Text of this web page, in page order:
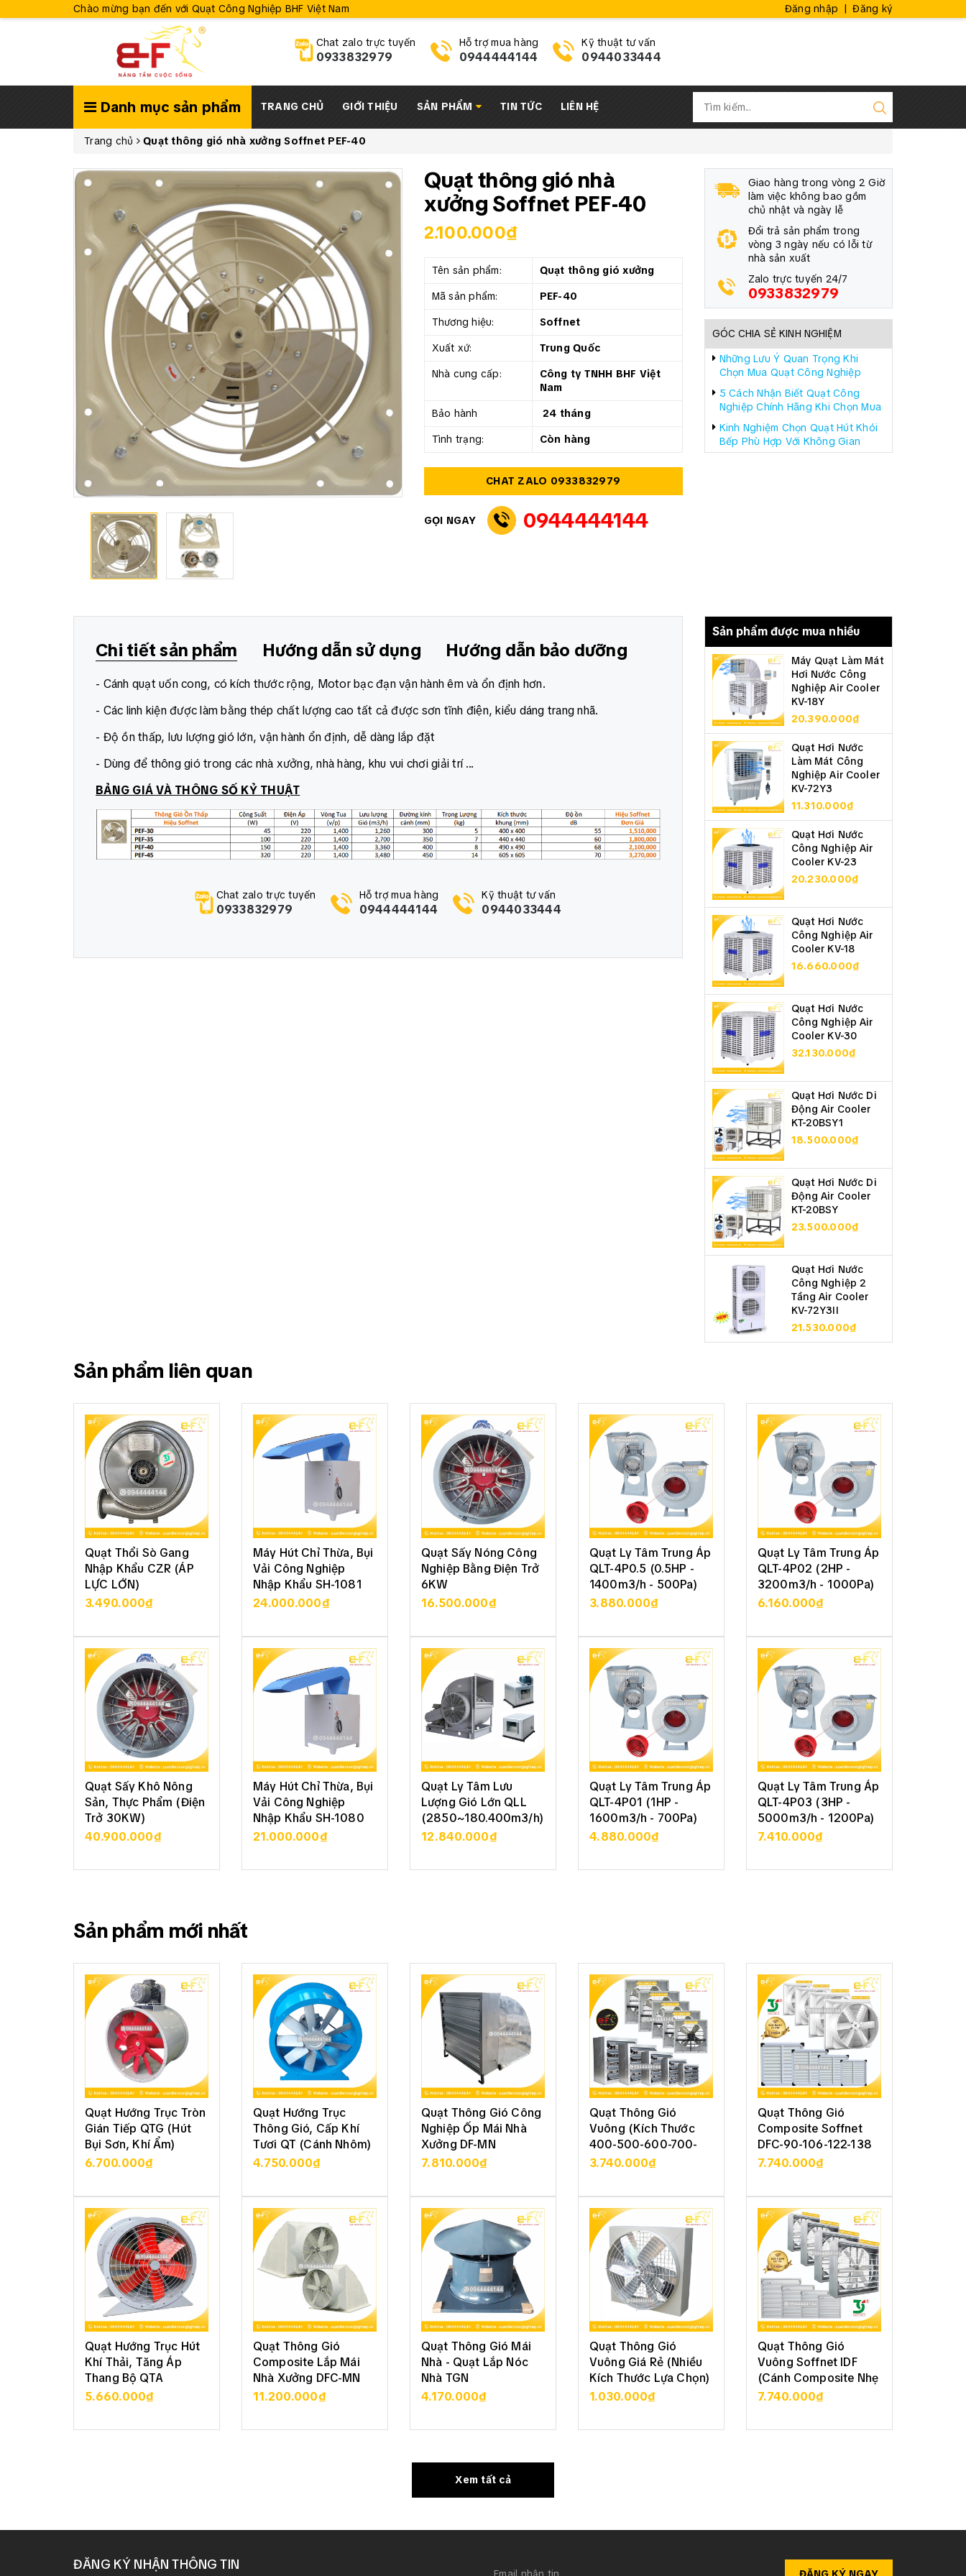
Chào mừng bạn đến với Quạt Công Nghiệp BHF Việt Nam Đăng nhập | Đăng ký
Chat zalo trực tuyến
0933832979
Hỗ trợ mua hàng
0944444144
Kỹ thuật tư vấn
0944033444
Danh mục sản phẩm TRANG CHỦ GIỚI THIỆU SẢN PHẨM TIN TỨC LIÊN HỆ
Trang chủ Quạt thông gió nhà xưởng Soffnet PEF-40
Quạt thông gió nhà
xưởng Soffnet PEF-40
2.100.000₫
Tên sản phẩm:
Quạt thông gió xưởng
Mã sản phẩm:
PEF-40
Thương hiệu:
Soffnet
Xuất xứ:
Trung Quốc
Nhà cung cấp:
Công ty TNHH BHF Việt
Nam
Bảo hành
24 tháng
Tình trạng:
Còn hàng
CHAT ZALO 0933832979
GỌI NGAY 0944444144
Giao hàng trong vòng 2 Giờ
làm việc không bao gồm
chủ nhật và ngày lễ
Đổi trả sản phẩm trong
vòng 3 ngày nếu có lỗi từ
nhà sản xuất
Zalo trực tuyến 24/7
0933832979
GÓC CHIA SẺ KINH NGHIỆM
Những Lưu Ý Quan Trọng Khi
Chọn Mua Quạt Công Nghiệp
5 Cách Nhận Biết Quạt Công
Nghiệp Chính Hãng Khi Chọn Mua
Kinh Nghiệm Chọn Quạt Hút Khói
Bếp Phù Hợp Với Không Gian
Chi tiết sản phẩm Hướng dẫn sử dụng Hướng dẫn bảo dưỡng
- Cánh quạt uốn cong, có kích thước rộng, Motor bạc đạn vận hành êm và ổn định hơn.
- Các linh kiện được làm bằng thép chất lượng cao tất cả được sơn tĩnh điện, kiểu dáng trang nhã.
- Độ ồn thấp, lưu lượng gió lớn, vận hành ổn định, dễ dàng lắp đặt
- Dùng để thông gió trong các nhà xưởng, nhà hàng, khu vui chơi giải trí ...
BẢNG GIÁ VÀ THÔNG SỐ KỶ THUẬT
Chat zalo trực tuyến
0933832979
Hỗ trợ mua hàng
0944444144
Kỹ thuật tư vấn
0944033444
Sản phẩm được mua nhiều
Máy Quạt Làm Mát
Hơi Nước Công
Nghiệp Air Cooler
KV-18Y
20.390.000₫
Quạt Hơi Nước
Làm Mát Công
Nghiệp Air Cooler
KV-72Y3
11.310.000₫
Quạt Hơi Nước
Công Nghiệp Air
Cooler KV-23
20.230.000₫
Quạt Hơi Nước
Công Nghiệp Air
Cooler KV-18
16.660.000₫
Quạt Hơi Nước
Công Nghiệp Air
Cooler KV-30
32.130.000₫
Quạt Hơi Nước Di
Động Air Cooler
KT-20BSY1
18.500.000₫
Quạt Hơi Nước Di
Động Air Cooler
KT-20BSY
23.500.000₫
Quạt Hơi Nước
Công Nghiệp 2
Tầng Air Cooler
KV-72Y3II
21.530.000₫
Sản phẩm liên quan
Quạt Thổi Sò Gang
Nhập Khẩu CZR (ÁP
LỰC LỚN)
3.490.000₫
XEM CHI TIẾT
Quạt Sấy Khô Nông
Sản, Thực Phẩm (Điện
Trở 30KW)
40.900.000₫
XEM CHI TIẾT
Máy Hút Chỉ Thừa, Bụi
Vải Công Nghiệp
Nhập Khẩu SH-1081
24.000.000₫
XEM CHI TIẾT
Máy Hút Chỉ Thừa, Bụi
Vải Công Nghiệp
Nhập Khẩu SH-1080
21.000.000₫
XEM CHI TIẾT
Quạt Sấy Nóng Công
Nghiệp Bằng Điện Trở
6KW
16.500.000₫
XEM CHI TIẾT
Quạt Ly Tâm Lưu
Lượng Gió Lớn QLL
(2850~180.400m3/h)
12.840.000₫
XEM CHI TIẾT
Quạt Ly Tâm Trung Áp
QLT-4P0.5 (0.5HP -
1400m3/h - 500Pa)
3.880.000₫
XEM CHI TIẾT
Quạt Ly Tâm Trung Áp
QLT-4P01 (1HP -
1600m3/h - 700Pa)
4.880.000₫
XEM CHI TIẾT
Quạt Ly Tâm Trung Áp
QLT-4P02 (2HP -
3200m3/h - 1000Pa)
6.160.000₫
XEM CHI TIẾT
Quạt Ly Tâm Trung Áp
QLT-4P03 (3HP -
5000m3/h - 1200Pa)
7.410.000₫
XEM CHI TIẾT
Sản phẩm mới nhất
Quạt Hướng Trục Tròn
Gián Tiếp QTG (Hút
Bụi Sơn, Khí Ẩm)
6.700.000₫
XEM CHI TIẾT
Quạt Hướng Trục Hút
Khí Thải, Tăng Áp
Thang Bộ QTA
5.660.000₫
XEM CHI TIẾT
Quạt Hướng Trục
Thông Gió, Cấp Khí
Tươi QT (Cánh Nhôm)
4.750.000₫
XEM CHI TIẾT
Quạt Thông Gió
Composite Lắp Mái
Nhà Xưởng DFC-MN
11.200.000₫
XEM CHI TIẾT
Quạt Thông Gió Công
Nghiệp Ốp Mái Nhà
Xưởng DF-MN
7.810.000₫
XEM CHI TIẾT
Quạt Thông Gió Mái
Nhà - Quạt Lắp Nóc
Nhà TGN
4.170.000₫
XEM CHI TIẾT
Quạt Thông Gió
Vuông (Kích Thước
400-500-600-700-
800)
3.740.000₫
XEM CHI TIẾT
Quạt Thông Gió
Vuông Giá Rẻ (Nhiều
Kích Thước Lựa Chọn)
1.030.000₫
XEM CHI TIẾT
Quạt Thông Gió
Composite Soffnet
DFC-90-106-122-138
7.740.000₫
XEM CHI TIẾT
Quạt Thông Gió
Vuông Soffnet IDF
(Cánh Composite Nhẹ
Bền)
7.740.000₫
XEM CHI TIẾT
Xem tất cả
ĐĂNG KÝ NHẬN THÔNG TIN